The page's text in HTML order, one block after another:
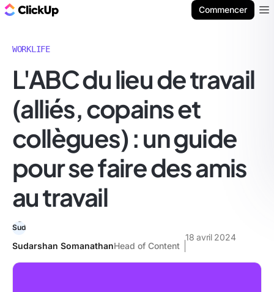
Commencer
WORKLIFE
L'ABC du lieu de travail
(alliés, copains et
collègues) : un guide
pour se faire des amis
au travail
Sudarshan SomanathanHead of Content
18 avril 2024